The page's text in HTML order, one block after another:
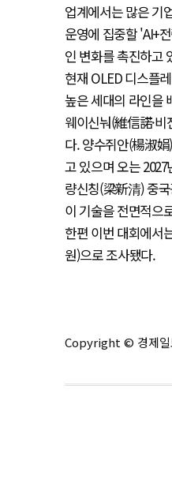
업계에서는 많은 기
운영에 집중할 'AI+
인 변화를 촉진하고
현재 OLED 디스플
높은 세대의 라인을
웨이신눠(維信諾·
다. 양수쥐안(楊淑
고 있으며 오는
량신칭(梁新清) 중
이 기술을 전면적으
한편 이번 대회에서
원)으로 조사됐다.
Copyright © 경제일